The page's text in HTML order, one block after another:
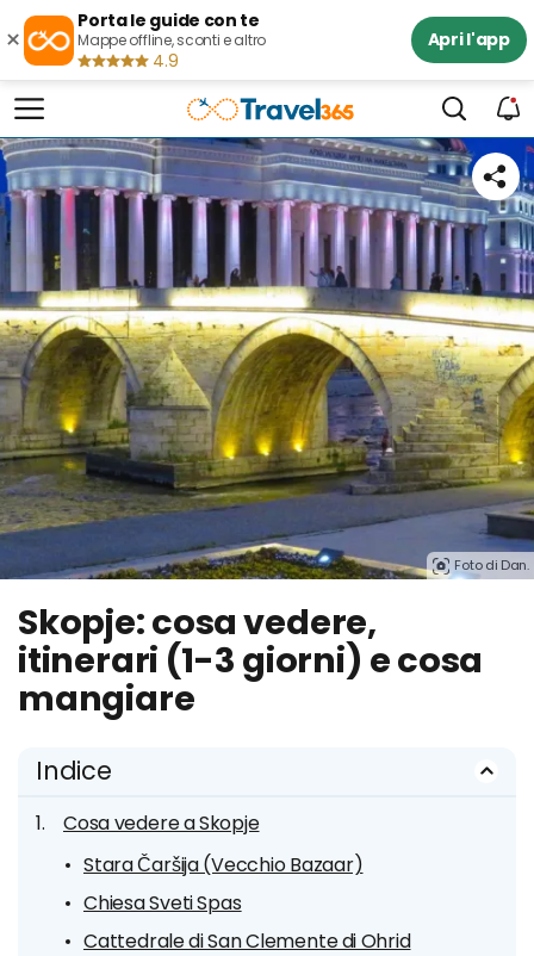
×
Porta le guide con te
Mappe offline, sconti e altro
4.9
Apri l'app
Foto di Dan.
Skopje: cosa vedere,
itinerari (1-3 giorni) e cosa
mangiare
Indice
Cosa vedere a Skopje
Stara Čaršija (Vecchio Bazaar)
Chiesa Sveti Spas
Cattedrale di San Clemente di Ohrid